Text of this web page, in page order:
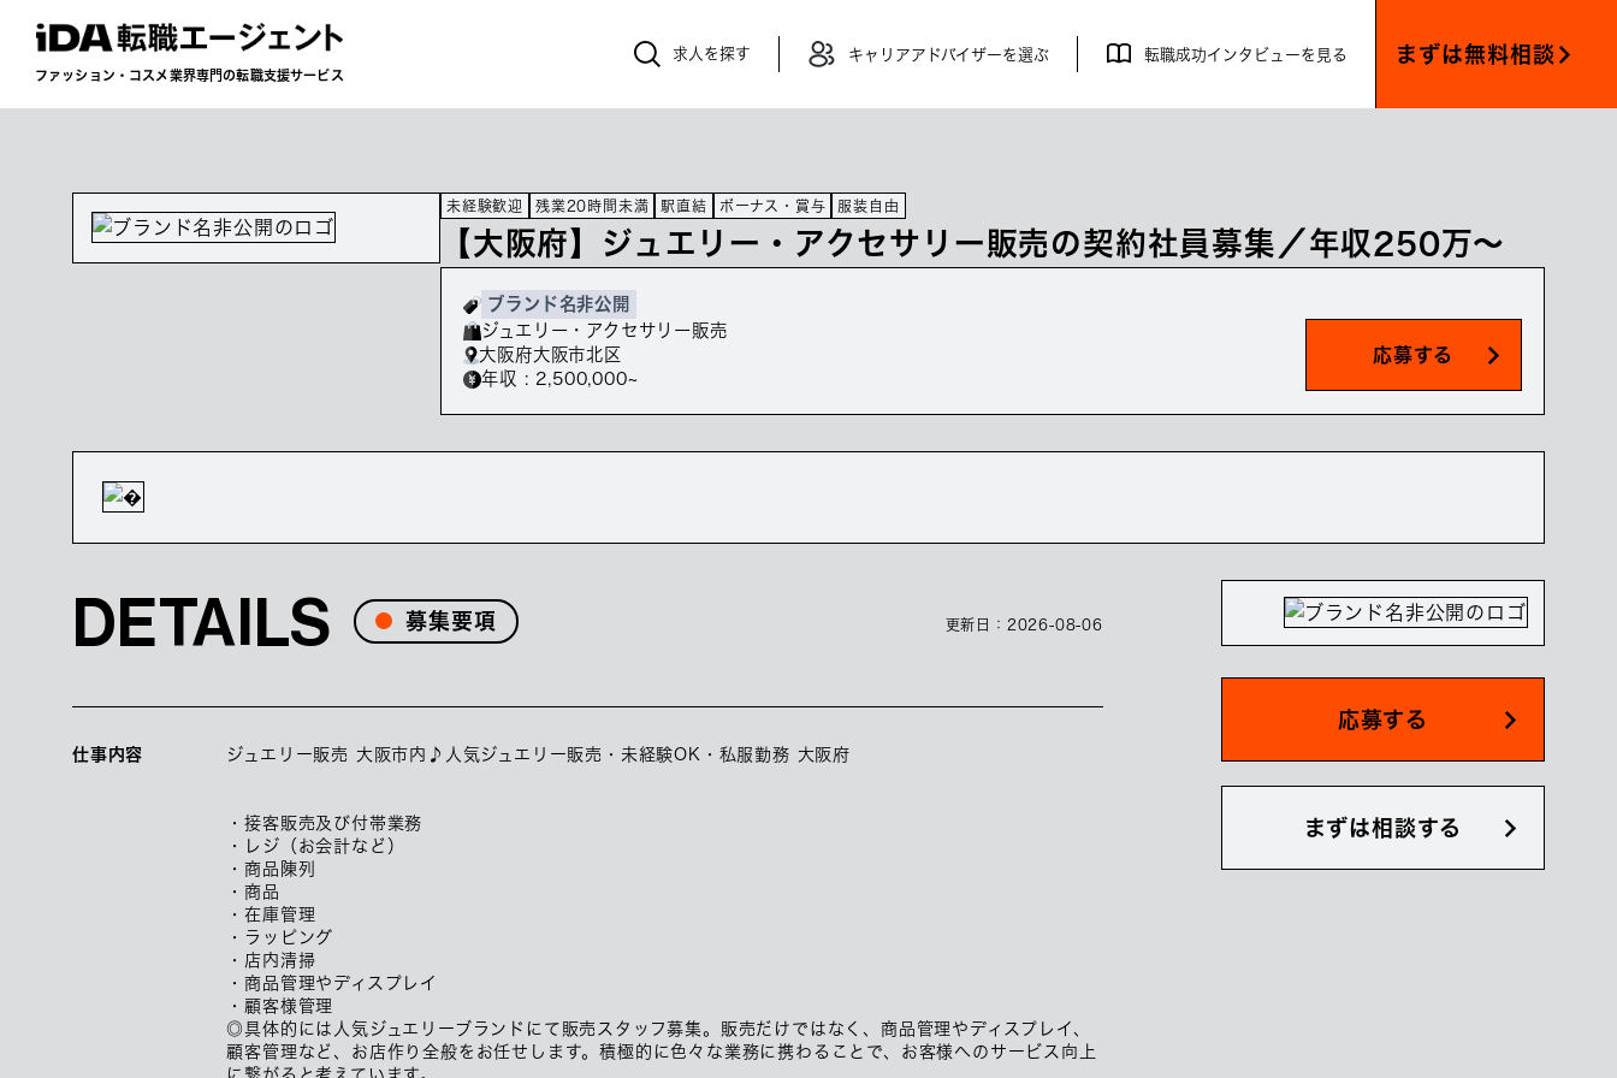
ファッション・コスメ業界専門の転職支援サービス
求人を探す キャリアアドバイザーを選ぶ 転職成功インタビューを見る まずは無料相談
未経験歓迎 残業20時間未満 駅直結 ボーナス・賞与 服装自由
【大阪府】ジュエリー・アクセサリー販売の契約社員募集／年収250万～
ブランド名非公開
ジュエリー・アクセサリー販売
大阪府大阪市北区
年収 : 2,500,000~
応募する
DETAILS 募集要項 更新日： 2026-08-06
仕事内容 ジュエリー販売 大阪市内♪人気ジュエリー販売・未経験OK・私服勤務 大阪府
・接客販売及び付帯業務
・レジ（お会計など）
・商品陳列
・商品
・在庫管理
・ラッピング
・店内清掃
・商品管理やディスプレイ
・顧客様管理
◎具体的には人気ジュエリーブランドにて販売スタッフ募集。販売だけではなく、商品管理やディスプレイ、
顧客管理など、お店作り全般をお任せします。積極的に色々な業務に携わることで、お客様へのサービス向上
に繋がると考えています。
応募する
まずは相談する